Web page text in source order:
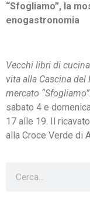
“Sfogliamo”, la
enogastronomia
Vecchi libri di
vita alla Cascina
mercato
sabato 4 e
17 alle 19. Il
alla Croce Verde di